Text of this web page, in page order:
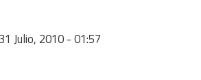
31 Julio, 2010 - 01:57